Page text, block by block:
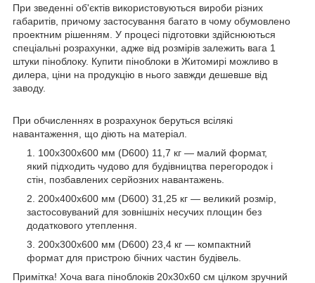
При зведенні об'єктів використовуються вироби різних
габаритів, причому застосування багато в чому обумовлено
проектним рішенням. У процесі підготовки здійснюються
спеціальні розрахунки, адже від розмірів залежить вага 1
штуки піноблоку. Купити піноблоки в Житомирі можливо в
дилера, ціни на продукцію в нього завжди дешевше від
заводу.
При обчисленнях в розрахунок беруться всілякі
навантаження, що діють на матеріал.
100x300x600 мм (D600) 11,7 кг ― малий формат,
який підходить чудово для будівництва перегородок і
стін, позбавлених серйозних навантажень.
200x400x600 мм (D600) 31,25 кг ― великий розмір,
застосовуваний для зовнішніх несучих площин без
додаткового утеплення.
200x300x600 мм (D600) 23,4 кг ― компактний
формат для пристрою бічних частин будівель.
Примітка! Хоча вага піноблоків 20х30х60 см цілком зручний